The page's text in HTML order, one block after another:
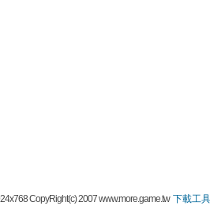
CopyRight(c) 2007 www.more.game.tw下載工